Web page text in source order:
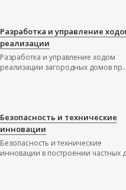
Разработка и управление
реализации
Разработка и управление ходом
реализации загородных домов
Безопасность и технические
инновации
Безопасность и технические
инновации в построении частных